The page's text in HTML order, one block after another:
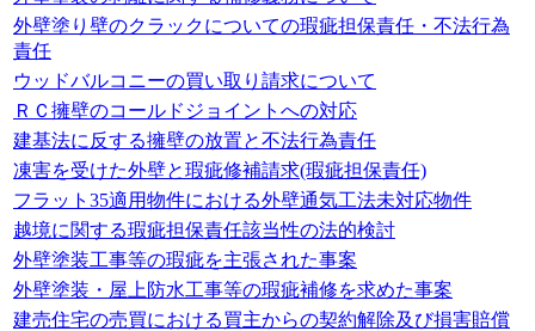
外壁塗り壁のクラックについての瑕疵担保責任・不法行為
責任
ウッドバルコニーの買い取り請求について
ＲＣ擁壁のコールドジョイントへの対応
建基法に反する擁壁の放置と不法行為責任
凍害を受けた外壁と瑕疵修補請求(瑕疵担保責任)
フラット35適用物件における外壁通気工法未対応物件
越境に関する瑕疵担保責任該当性の法的検討
外壁塗装工事等の瑕疵を主張された事案
外壁塗装・屋上防水工事等の瑕疵補修を求めた事案
建売住宅の売買における買主からの契約解除及び損害賠償